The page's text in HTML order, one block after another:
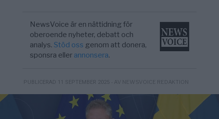
NewsVoice är en nättidning för
oberoende nyheter, debatt och
analys.Stöd oss genom att donera,
sponsra eller annonsera.
PUBLICERAD 11 SEPTEMBER 2025 - AV NEWSVOICE REDAKTION